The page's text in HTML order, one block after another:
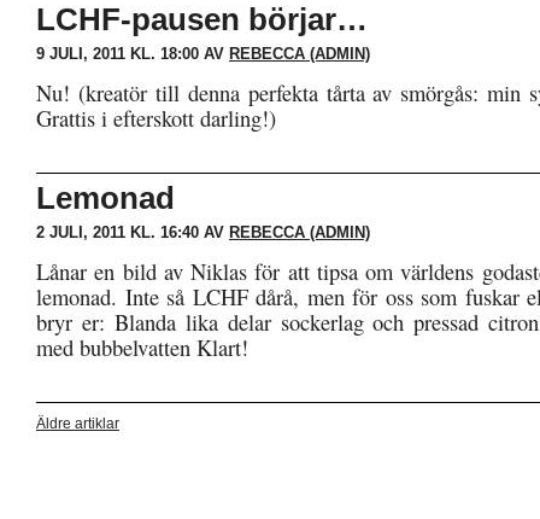
LCHF-pausen börjar…
9 JULI, 2011 KL. 18:00 AV REBECCA (ADMIN)
Nu! (kreatör till denna perfekta tårta av smörgås: min
Grattis i efterskott darling!)
Lemonad
2 JULI, 2011 KL. 16:40 AV REBECCA (ADMIN)
Lånar en bild av Niklas för att tipsa om världens
lemonad. Inte så LCHF dårå, men för oss som fuskar
bryr er: Blanda lika delar sockerlag och pressad
med bubbelvatten Klart!
Äldre artiklar